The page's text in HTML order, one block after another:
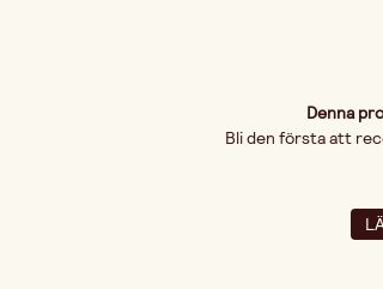
Denna
Bli den första att